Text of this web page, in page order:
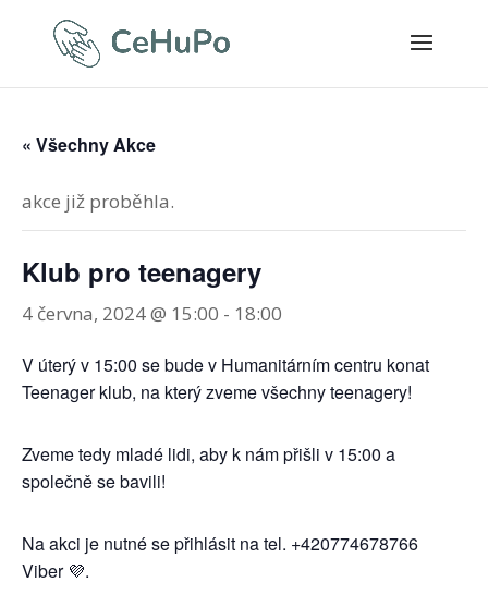
« Všechny Akce
akce již proběhla.
Klub pro teenagery
4 června, 2024 @ 15:00 - 18:00
V úterý v 15:00 se bude v Humanitárním centru konat
Teenager klub, na který zveme všechny teenagery!
Zveme tedy mladé lidi, aby k nám přišli v 15:00 a
společně se bavili!
Na akci je nutné se přihlásit na tel. +420774678766
Viber 💜.